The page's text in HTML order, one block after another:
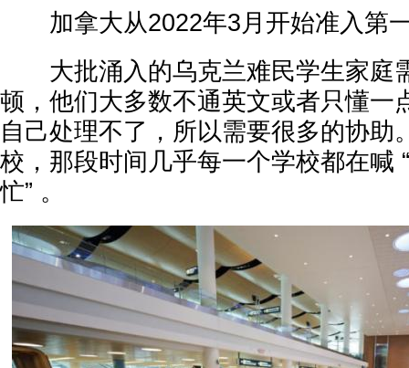
加拿大从2022年3月开始准入第
大批涌入的乌克兰难民学生家庭
顿，他们大多数不通英文或者只懂一
自己处理不了，所以需要很多的协助
校，那段时间几乎每一个学校都在喊
忙” 。